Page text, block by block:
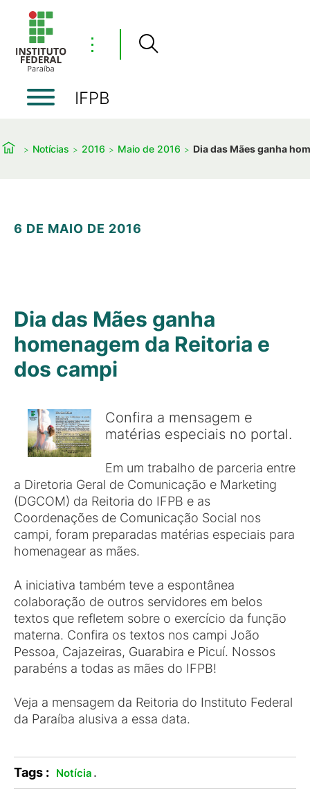
⋮
IFPB
Notícias 2016 Maio de 2016 Dia das Mães ganha
6 DE MAIO DE 2016
Dia das Mães ganha
homenagem da Reitoria e
dos campi
Confira a mensagem e
matérias especiais no portal.
Em um trabalho de parceria entre
a Diretoria Geral de Comunicação e Marketing
(DGCOM) da Reitoria do IFPB e as
Coordenações de Comunicação Social nos
campi, foram preparadas matérias especiais para
homenagear as mães.
A iniciativa também teve a espontânea
colaboração de outros servidores em belos
textos que refletem sobre o exercício da função
materna. Confira os textos nos campi João
Pessoa, Cajazeiras, Guarabira e Picuí. Nossos
parabéns a todas as mães do IFPB!
Veja a mensagem da Reitoria do Instituto Federal
da Paraíba alusiva a essa data.
Tags : Notícia .